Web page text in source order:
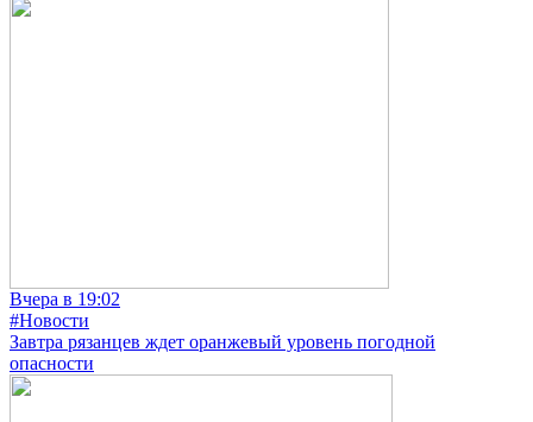
Вчера в 19:02
#Новости
Завтра рязанцев ждет оранжевый уровень погодной
опасности